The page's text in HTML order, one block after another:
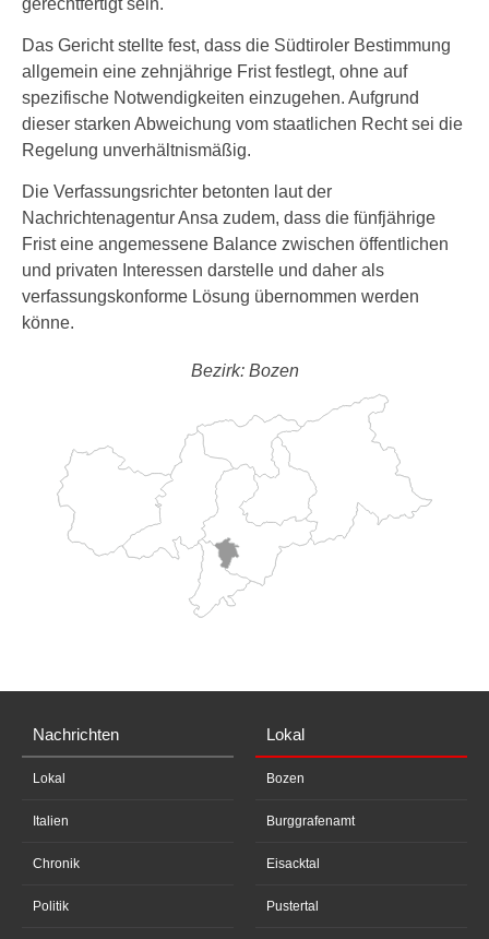
gerechtfertigt sein.
Das Gericht stellte fest, dass die Südtiroler Bestimmung
allgemein eine zehnjährige Frist festlegt, ohne auf
spezifische Notwendigkeiten einzugehen. Aufgrund
dieser starken Abweichung vom staatlichen Recht sei die
Regelung unverhältnismäßig.
Die Verfassungsrichter betonten laut der
Nachrichtenagentur Ansa zudem, dass die fünfjährige
Frist eine angemessene Balance zwischen öffentlichen
und privaten Interessen darstelle und daher als
verfassungskonforme Lösung übernommen werden
könne.
Bezirk: Bozen
Nachrichten
Lokal
Italien
Chronik
Politik
Lokal
Bozen
Burggrafenamt
Eisacktal
Pustertal